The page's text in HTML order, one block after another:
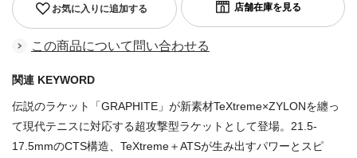
お気に入りに追加する
この商品について問い合わせる
関連 KEYWORD
伝説のラケット「GRAPHITE」が新素材TeXtreme×ZYLONを纏っ
て現代テニスに対応する超攻撃型ラケットとして登場。21.5-
17.5mmのCTS構造、TeXtreme＋ATSが生み出すパワーとスピ